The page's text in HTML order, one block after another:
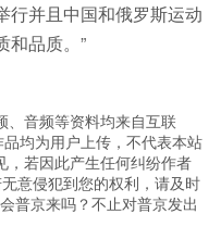
行并且中国和俄罗斯运动
和品质。”
、音频等资料均来自互联
均为用户上传，不代表本站
，若因此产生任何纠纷作者
意侵犯到您的权利，请及时
普京来吗？不止对普京发出